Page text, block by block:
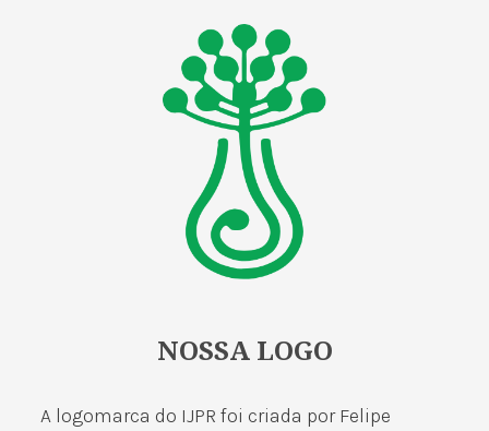
NOSSA LOGO
A logomarca do IJPR foi criada por Felipe